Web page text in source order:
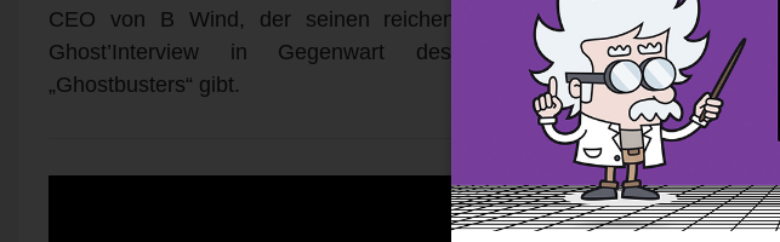
CEO von B Wind, der seinen reichen Erfahrungsschatz mit uns
Ghost’Interview in Gegenwart des berühmten Cadillac-
„Ghostbusters“ gibt.